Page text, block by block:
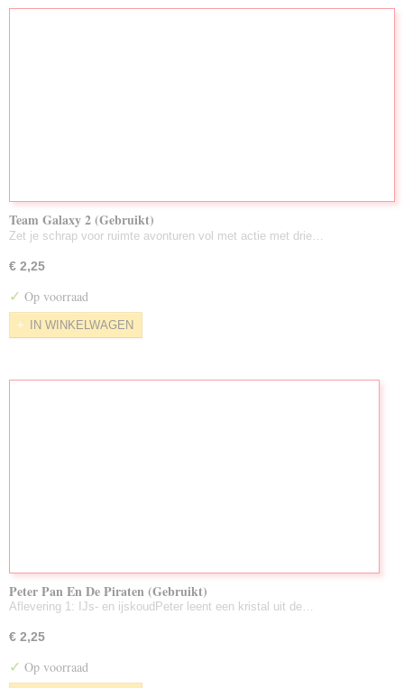
Team Galaxy 2 (Gebruikt)
Zet je schrap voor ruimte avonturen vol met actie met drie…
€ 2,25
✓ Op voorraad
IN WINKELWAGEN
Peter Pan En De Piraten (Gebruikt)
Aflevering 1: IJs- en ijskoudPeter leent een kristal uit de…
€ 2,25
✓ Op voorraad